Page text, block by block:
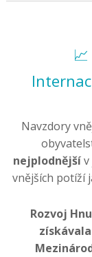
Navzdory
nejplodnějšív
vnějších potíží
Rozvoj